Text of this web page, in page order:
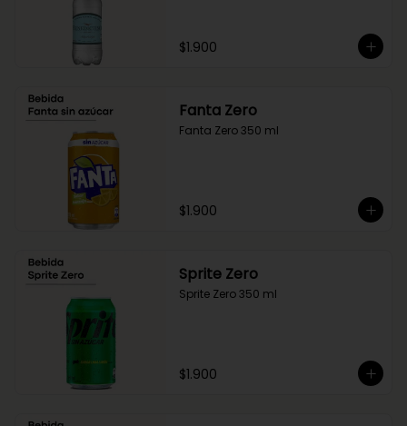
$1.900
Fanta Zero
Fanta Zero 350 ml
$1.900
Sprite Zero
Sprite Zero 350 ml
$1.900